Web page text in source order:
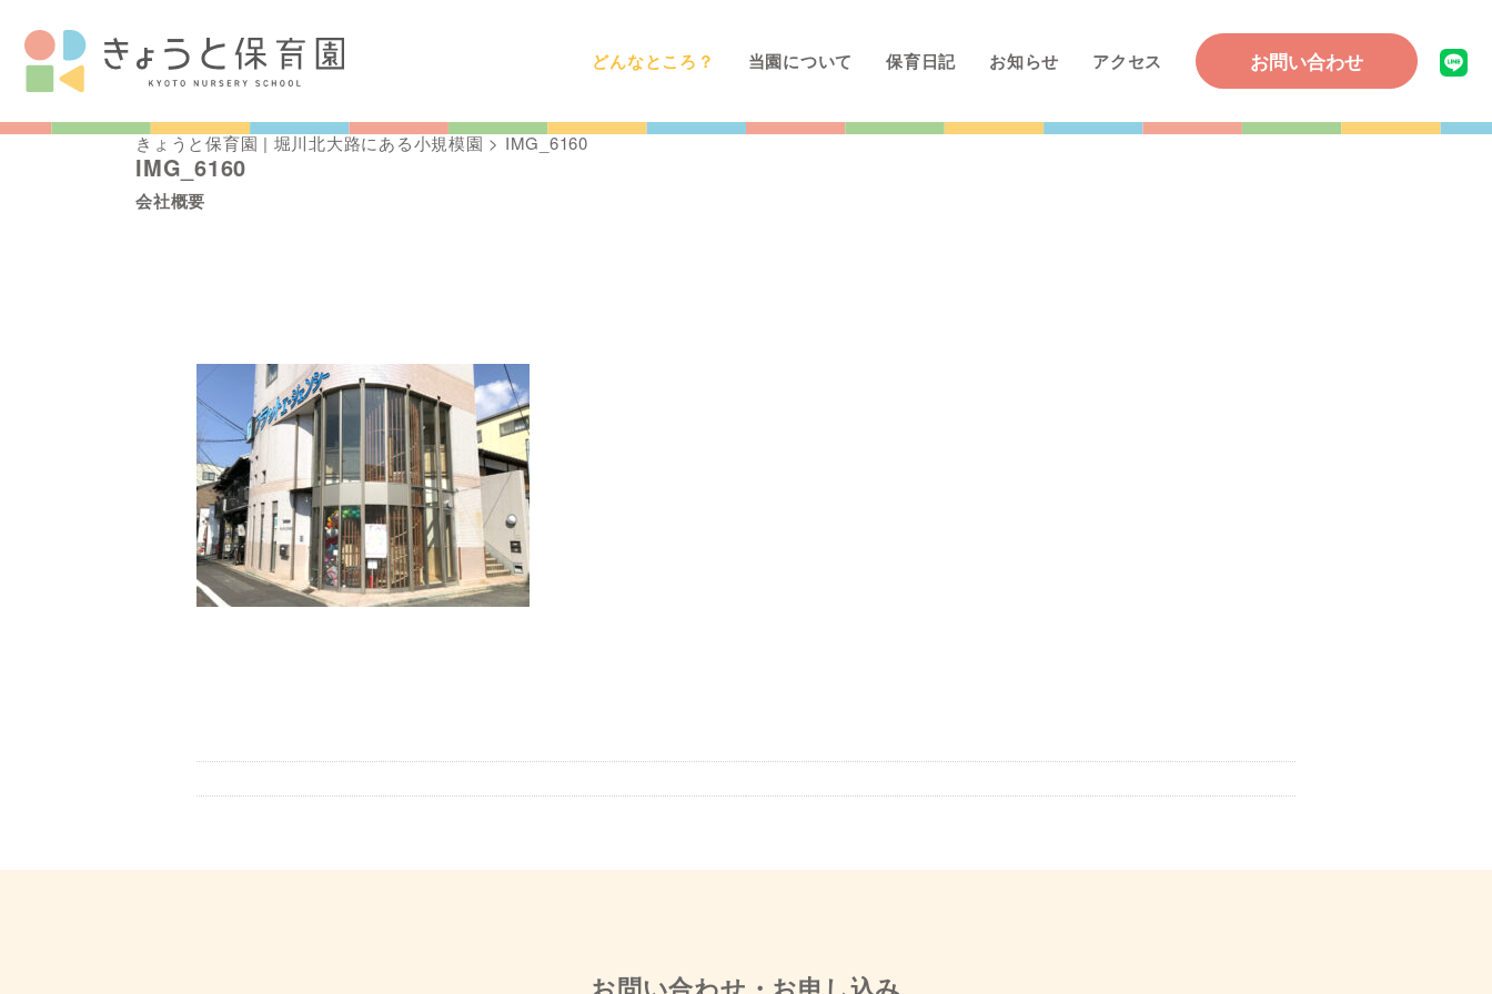
どんなところ？ 当園について 保育日記 お知らせ アクセス お問い合わせ
きょうと保育園 | 堀川北大路にある小規模園 > IMG_6160
IMG_6160
会社概要